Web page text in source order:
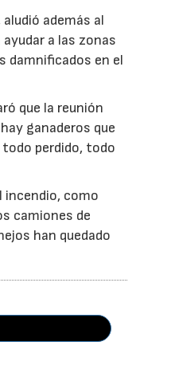
además al
a las zonas
damnificados en el
que la reunión
ganaderos que
perdido, todo
incendio, como
camiones de
han quedado